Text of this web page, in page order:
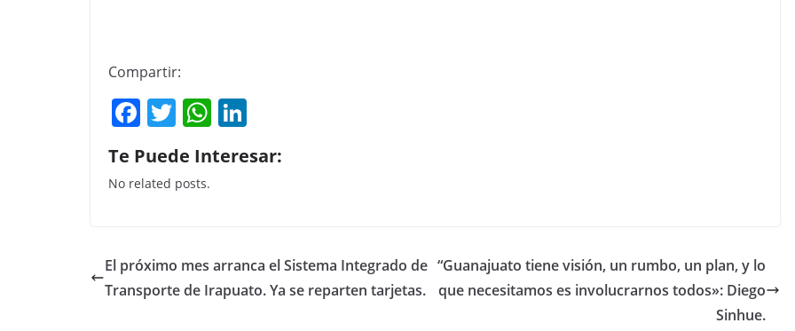
Compartir:
F
a
c
e
o
o
k
T
w
itt
er
W
h
at
p
p
k
n
Te Puede Interesar:
No related posts.
El próximo mes arranca el Sistema Integrado de
Transporte de Irapuato. Ya se reparten tarjetas.
“Guanajuato tiene visión, un rumbo, un plan, y lo
que necesitamos es involucrarnos todos»: Diego
Sinhue.